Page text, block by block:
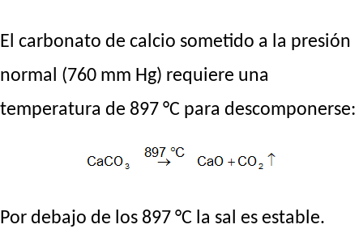
El carbonato de calcio sometido a la presión
normal (760 mm Hg) requiere una
temperatura de 897 °C para descomponerse:
Por debajo de los 897 °C la sal es estable.